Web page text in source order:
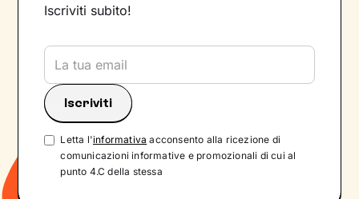
Iscriviti subito!
Letta l'informativa acconsento alla ricezione di
comunicazioni informative e promozionali di cui al
punto 4.C della stessa